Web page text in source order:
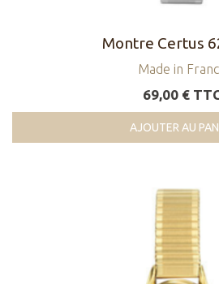
Montre Certus
Made in
69,00 €
AJOUTER AU